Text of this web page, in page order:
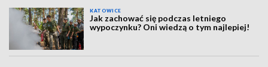
KATOWICE
Jak zachować się podczas letniego
wypoczynku? Oni wiedzą o tym najlepiej!